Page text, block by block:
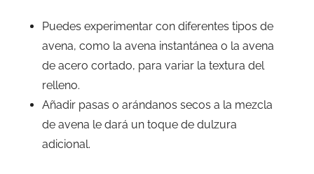
Puedes experimentar con diferentes tipos de
avena, como la avena instantánea o la avena
de acero cortado, para variar la textura del
relleno.
Añadir pasas o arándanos secos a la mezcla
de avena le dará un toque de dulzura
adicional.